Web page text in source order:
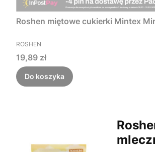
Roshen miętowe cukierki Mintex
PRODUCENT
ROSHEN
Cena
19,89 zł
Do koszyka